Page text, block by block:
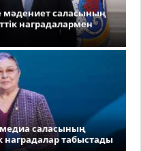
мәдениет саласының
наградалармен
саласының
наградалар табыстады